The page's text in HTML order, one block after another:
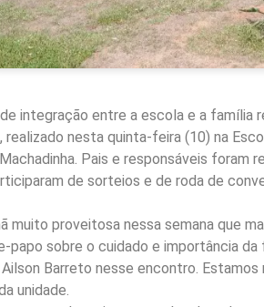
integração entre a escola e a família
realizado nesta quinta-feira (10) na
Pais e responsáveis foram
de sorteios e de roda de
muito proveitosa nessa semana que
papo sobre o cuidado e importância
Barreto nesse encontro.
unidade.